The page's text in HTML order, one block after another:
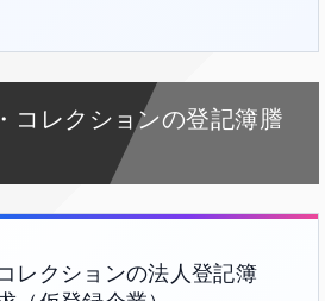
コレクションの登記簿謄
レクションの法人登記簿